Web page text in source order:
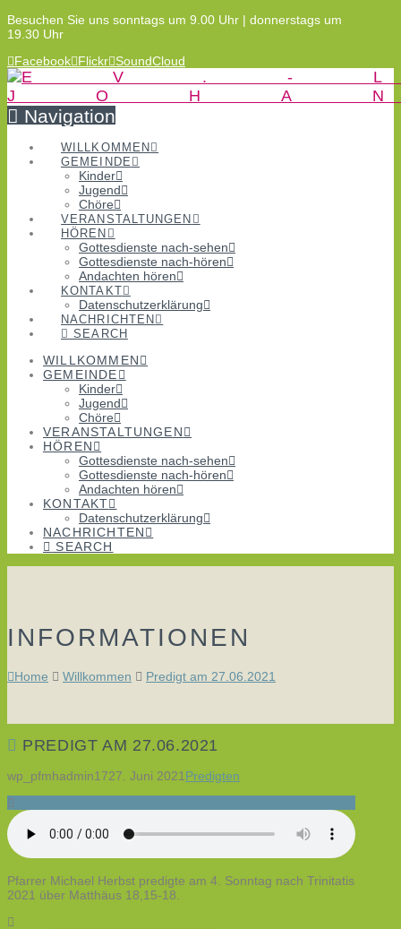
Besuchen Sie uns sonntags um 9.00 Uhr | donnerstags um
19.30 Uhr
Facebook Flickr SoundCloud
Navigation
WILLKOMMEN
GEMEINDE
Kinder
Jugend
Chöre
VERANSTALTUNGEN
HÖREN
Gottesdienste nach-sehen
Gottesdienste nach-hören
Andachten hören
KONTAKT
Datenschutzerklärung
NACHRICHTEN
SEARCH
WILLKOMMEN
GEMEINDE
Kinder
Jugend
Chöre
VERANSTALTUNGEN
HÖREN
Gottesdienste nach-sehen
Gottesdienste nach-hören
Andachten hören
KONTAKT
Datenschutzerklärung
NACHRICHTEN
SEARCH
INFORMATIONEN
Home Willkommen Predigt am 27.06.2021
PREDIGT AM 27.06.2021
wp_pfmhadmin1727. Juni 2021 Predigten
Pfarrer Michael Herbst predigte am 4. Sonntag nach Trinitatis
2021 über Matthäus 18,15-18.